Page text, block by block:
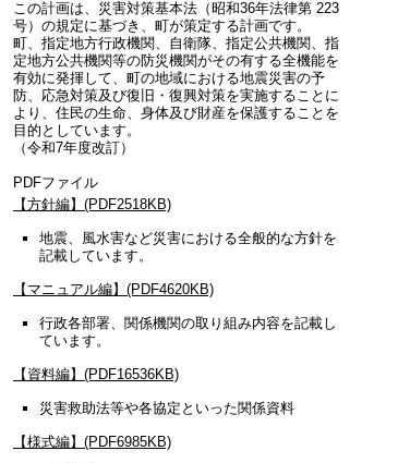
この計画は、災害対策基本法（昭和36年法律第 223
号）の規定に基づき、町が策定する計画です。
町、指定地方行政機関、自衛隊、指定公共機関、指
定地方公共機関等の防災機関がその有する全機能を
有効に発揮して、町の地域における地震災害の予
防、応急対策及び復旧・復興対策を実施することに
より、住民の生命、身体及び財産を保護することを
目的としています。
（令和7年度改訂）
PDFファイル
【方針編】(PDF2518KB)
地震、風水害など災害における全般的な方針を
記載しています。
【マニュアル編】(PDF4620KB)
行政各部署、関係機関の取り組み内容を記載し
ています。
【資料編】(PDF16536KB)
災害救助法等や各協定といった関係資料
【様式編】(PDF6985KB)